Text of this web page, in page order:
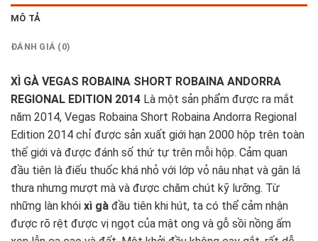
MÔ TẢ
ĐÁNH GIÁ (0)
XÌ GÀ VEGAS ROBAINA SHORT ROBAINA ANDORRA
REGIONAL EDITION 2014 Là một sản phẩm được ra mắt
năm 2014, Vegas Robaina Short Robaina Andorra Regional
Edition 2014 chỉ được sản xuất giới hạn 2000 hộp trên toàn
thế giới và được đánh số thứ tự trên mỗi hộp. Cảm quan
đầu tiên là điếu thuốc khá nhỏ với lớp vỏ nâu nhạt và gân lá
thưa nhưng mượt mà và được chăm chút kỹ lưỡng. Từ
những làn khói xì gà đầu tiên khi hút, ta có thể cảm nhận
được rõ rệt được vị ngọt của mật ong và gỗ sồi nồng ấm